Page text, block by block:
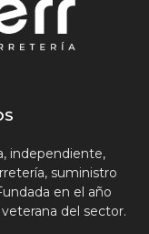
independiente,
suministro
en el año
del sector.